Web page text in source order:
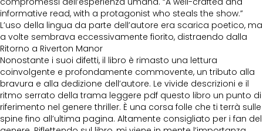
informative read, with a protagonist who steals the show.”
L’uso della lingua da parte dell’autore era scarica poetico, ma
a volte sembrava eccessivamente fiorito, distraendo dalla
Ritorno a Riverton Manor
Nonostante i suoi difetti, il libro è rimasto una lettura
coinvolgente e profondamente commovente, un tributo alla
bravura e alla dedizione dell’autore. Le vivide descrizioni e il
ritmo serrato della trama leggere pdf questo libro un punto di
riferimento nel genere thriller. È una corsa folle che ti terrà sulle
spine fino all’ultima pagina. Altamente consigliato per i fan del